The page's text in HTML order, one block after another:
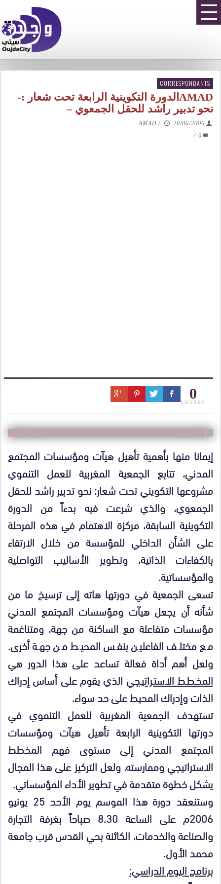
CORRESPONDANTS
AMADالدورة التكوينية الرابعة تحت شعار :-
نحو تدبير راشد للحقل الجمعوي –
AMAD /
20/06/2006
0
/
0
SHARES
إيمانا منها بأهمية تأهيل هيآت ومؤسسات المجتمع
المدني، تتابع الجمعية المغربية للعمل التنموي
مشروعها التكويني تحت شعار:نحو تدبير راشد للحقل
الجمعوي، والذي شرعت فيه بدءاً من الدورة
التكوينية السابقة، مركزة الاهتمام في هذه المرحلة
على الشأن الداخلي للمؤسسة من خلال الارتقاء
بالكفاءات الذاتية، وتطوير الأساليب التواصلية
والمؤسساتية.
تسعى الجمعية في دورتها هاته إلى ترسيخ ما من
شأنه أن يجعل هيآت ومؤسسات المجتمع المدني
مؤسسات متفاعلة مع الساكنة من جهة، ومتناغمة
مع مختلف الفاعلين بنفس المحيط من جهة أخرى.
ولعل أهم أداة فعالة تساعد على هذا الدور هي
المخـطـط الاستـراتيـجيالذي يقوم على أساس إدراك
الذات وإدراك المحيط على حد سواء.
تستهدف الجمعية المغربية للعمل التنموي في
دورتها التكوينية الرابعة تأهيل هيآت ومؤسسات
المجتمع المدني إلى مستوى فهم المخطط
الاستراتيجي وممارسته. ولعل التركيز على هذا المجال
يشكل خطوة متقدمة في تطوير الأداء المؤسساتي.
وستنعقد دورة هذا الموسم يوم الأحد 25 يونيو
2006م على الساعة 8.30 صباحاً بغرفة التجارة
والصناعة والخدمات، الكائنة بحي القدس قرب جامعة
محمد الأول.
برنامج اليوم الدراسي: